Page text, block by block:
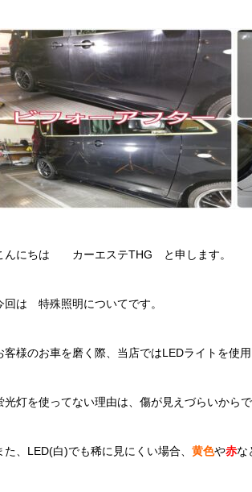
んにちは カーエステTHG と申します。
回は 特殊照明についてです。
客様のお車を磨く際、当店ではLEDライトを使用
光灯を使ってない理由は、傷が見えづらいからで
た、LED(白)でも稀に見にくい場合、 黄色や赤な